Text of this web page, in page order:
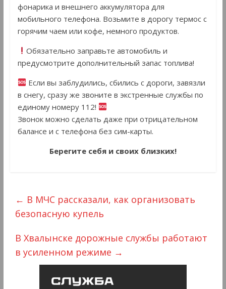
фонарика и внешнего аккумулятора для
мобильного телефона. Возьмите в дорогу термос с
горячим чаем или кофе, немного продуктов.
Обязательно заправьте автомобиль и
предусмотрите дополнительный запас топлива!
Если вы заблудились, сбились с дороги, завязли
в снегу, сразу же звоните в экстренные службы по
единому номеру 112!
Звонок можно сделать даже при отрицательном
балансе и с телефона без сим-карты.
Берегите себя и своих близких!
← В МЧС рассказали, как организовать
безопасную купель
В Хвалынске дорожные службы работают
в усиленном режиме →